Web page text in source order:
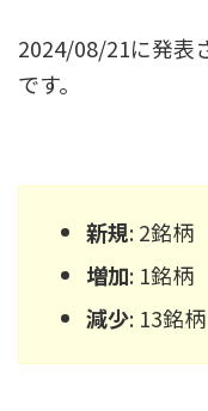
2024/08/21に発表
です。
新規: 2銘柄
増加: 1銘柄
減少: 13銘柄